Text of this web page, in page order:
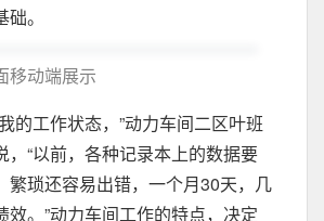
。
移动端展示
的工作状态，”动力车间二区叶班
，“以前，各种记录本上的数据要
繁琐还容易出错，一个月30天，几
效。”动力车间工作的特点，决定